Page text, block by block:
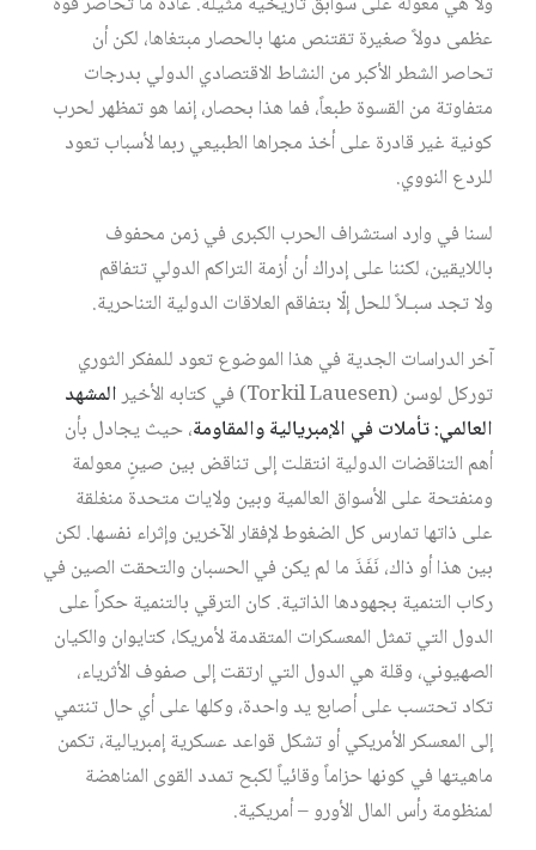
عظمى دولاً صغيرة تقتنص منها بالحصار مبتغاها، لكن أن
تحاصر الشطر الأكبر من النشاط الاقتصادي الدولي بدرجات
متفاوتة من القسوة طبعاً، فما هذا بحصار، إنما هو تمظهر لحرب
كونية غير قادرة على أخذ مجراها الطبيعي ربما لأسباب تعود
للردع النووي.
لسنا في وارد استشراف الحرب الكبرى في زمن محفوف
باللايقين، لكننا على إدراك أن أزمة التراكم الدولي تتفاقم
ولا تجد سبـلاً للحل إلّا بتفاقم العلاقات الدولية التناحرية.
آخر الدراسات الجدية في هذا الموضوع تعود للمفكر الثوري
توركل لوسن (Torkil Lauesen) في كتابه الأخير
المشهد
العالمي: تأملات في الإمبريالية والمقاومة، حيث يجادل بأن
أهم التناقضات الدولية انتقلت إلى تناقض بين صينٍ معولمة
ومنفتحة على الأسواق العالمية وبين ولايات متحدة منغلقة
على ذاتها تمارس كل الضغوط لإفقار الآخرين وإثراء نفسها. لكن
بين هذا أو ذاك، نَفَذَ ما لم يكن في الحسبان والتحقت الصين في
ركاب التنمية بجهودها الذاتية. كان الترقي بالتنمية حكراً على
الدول التي تمثل المعسكرات المتقدمة لأمريكا، كتايوان والكيان
الصهيوني، وقلة هي الدول التي ارتقت إلى صفوف الأثرياء،
تكاد تحتسب على أصابع يد واحدة، وكلها على أي حال تنتمي
إلى المعسكر الأمريكي أو تشكل قواعد عسكرية إمبريالية، تكمن
ماهيتها في كونها حزاماً وقائياً لكبح تمدد القوى المناهضة
لمنظومة رأس المال الأورو – أمريكية.